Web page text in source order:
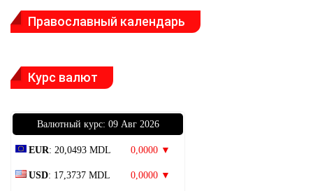
Православный календарь
Курс валют
Bалютный курс: 09 Авг 2026
EUR: 20,0493 MDL 0,0000 ▼
USD: 17,3737 MDL 0,0000 ▼